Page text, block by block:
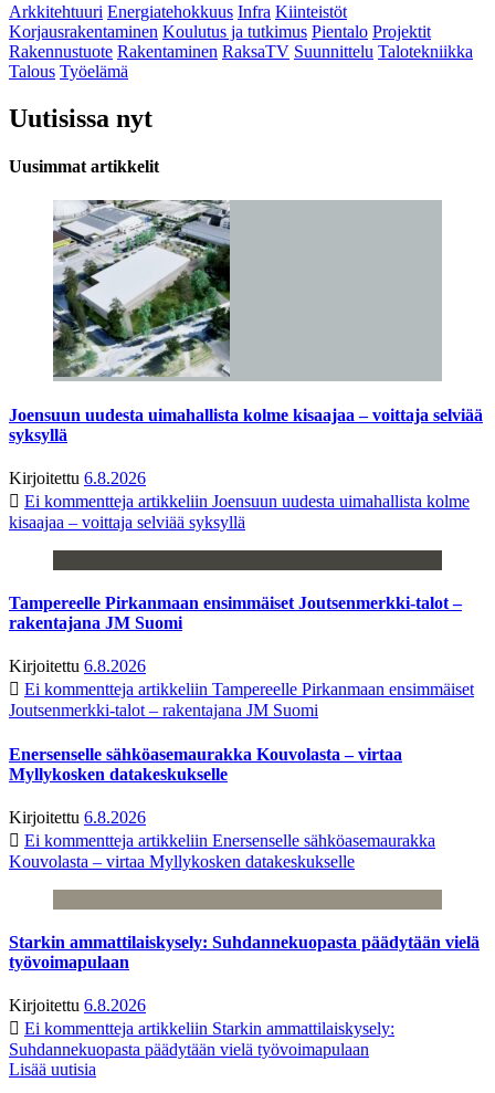
Arkkitehtuuri Energiatehokkuus Infra Kiinteistöt
Korjausrakentaminen Koulutus ja tutkimus Pientalo Projektit
Rakennustuote Rakentaminen RaksaTV Suunnittelu Talotekniikka
Talous Työelämä
Uutisissa nyt
Uusimmat artikkelit
Joensuun uudesta uimahallista kolme kisaajaa – voittaja selviää
syksyllä
Kirjoitettu 6.8.2026
Ei kommentteja artikkeliin Joensuun uudesta uimahallista kolme
kisaajaa – voittaja selviää syksyllä
Tampereelle Pirkanmaan ensimmäiset Joutsenmerkki-talot –
rakentajana JM Suomi
Kirjoitettu 6.8.2026
Ei kommentteja artikkeliin Tampereelle Pirkanmaan ensimmäiset
Joutsenmerkki-talot – rakentajana JM Suomi
Enersenselle sähköasemaurakka Kouvolasta – virtaa
Myllykosken datakeskukselle
Kirjoitettu 6.8.2026
Ei kommentteja artikkeliin Enersenselle sähköasemaurakka
Kouvolasta – virtaa Myllykosken datakeskukselle
Starkin ammattilaiskysely: Suhdannekuopasta päädytään vielä
työvoimapulaan
Kirjoitettu 6.8.2026
Ei kommentteja artikkeliin Starkin ammattilaiskysely:
Suhdannekuopasta päädytään vielä työvoimapulaan
Lisää uutisia